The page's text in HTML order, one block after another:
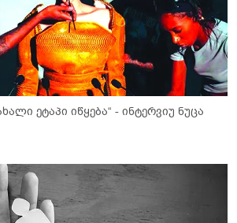
ეტაპი იწყება“ - ინტერვიუ ნუცა